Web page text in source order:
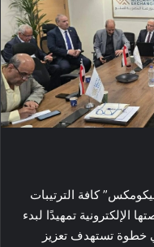
كافة الترتيبات
الإلكترونية تمهيدًا لبدء
خطوة تستهدف تعزيز